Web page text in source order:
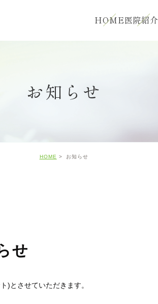
HOME医院紹介
お知らせ
HOME お知らせ
せ
)とさせていただきます。